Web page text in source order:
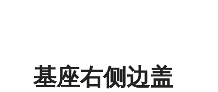
基座右侧边盖